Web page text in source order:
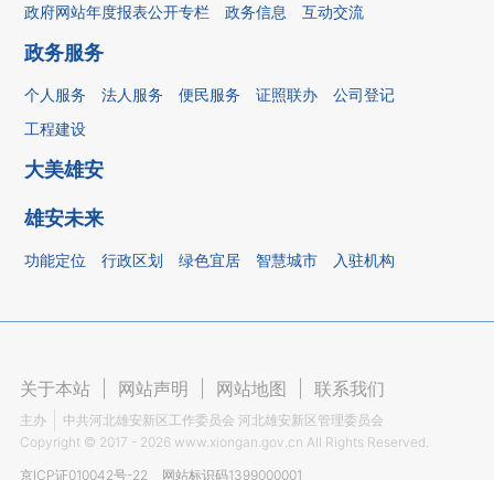
政府网站年度报表公开专栏
政务信息 互动交流
政务服务
个人服务 法人服务 便民服务 证照联办
公司登记
工程建设
大美雄安
雄安未来
功能定位 行政区划 绿色宜居 智慧城市 入驻机构
关于本站 网站声明 网站地图 联系我们
主办
中共河北雄安新区工作委员会 河北雄安新区管理委员会
Copyright © 2017 - 2026 www.xiongan.gov.cn All Rights Reserved.
京ICP证010042号-22
网站标识码1399000001